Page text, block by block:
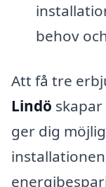
behov
Att få tre
Lindö
ger dig